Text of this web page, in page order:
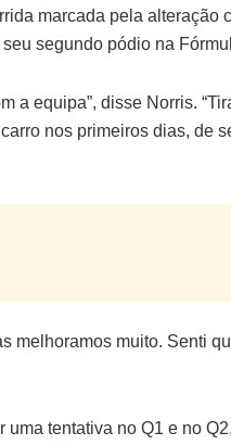
marcada pela alteração
segundo pódio na
a equipa”, disse Norris.
nos primeiros dias, de
melhoramos muito. Senti
uma tentativa no Q1 e no